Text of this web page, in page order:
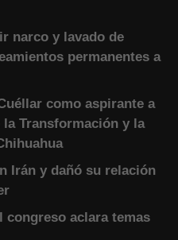
narco y lavado de
permanentes a
como aspirante a
Transformación y la
Irán y dañó su relación
congreso aclara temas